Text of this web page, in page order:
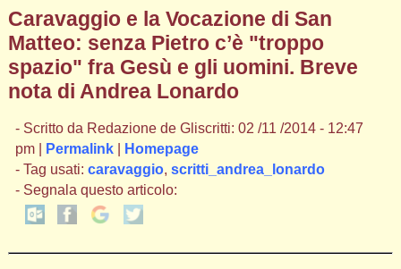
Caravaggio e la Vocazione di San
Matteo: senza Pietro c’è "troppo
spazio" fra Gesù e gli uomini. Breve
nota di Andrea Lonardo
- Scritto da Redazione de Gliscritti: 02 /11 /2014 - 12:47
pm |
Permalink|
Homepage
- Tag usati: caravaggio, scritti_andrea_lonardo
- Segnala questo articolo: